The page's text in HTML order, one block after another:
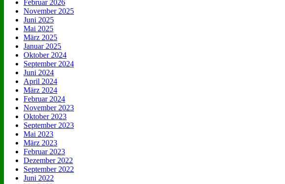
Februar 2026
November 2025
Juni 2025
Mai 2025
März 2025
Januar 2025
Oktober 2024
September 2024
Juni 2024
April 2024
März 2024
Februar 2024
November 2023
Oktober 2023
September 2023
Mai 2023
März 2023
Februar 2023
Dezember 2022
September 2022
Juni 2022